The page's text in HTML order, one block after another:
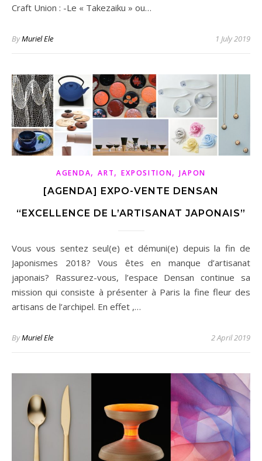
Craft Union : -Le « Takezaiku » ou…
ByMuriel Ele 1 July 2019
AGENDA,ART,EXPOSITION,JAPON
[AGENDA] EXPO-VENTE DENSAN
“EXCELLENCE DE L’ARTISANAT JAPONAIS”
Vous vous sentez seul(e) et démuni(e) depuis la fin de
Japonismes 2018? Vous êtes en manque d’artisanat
japonais? Rassurez-vous, l’espace Densan continue sa
mission qui consiste à présenter à Paris la fine fleur des
artisans de l’archipel. En effet ,…
ByMuriel Ele 2 April 2019